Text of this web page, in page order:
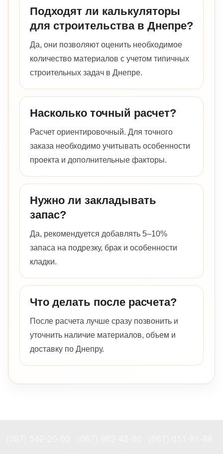
Подходят ли калькуляторы
для строительства в Днепре?
Да, они позволяют оценить необходимое
количество материалов с учетом типичных
строительных задач в Днепре.
Насколько точный расчет?
Расчет ориентировочный. Для точного
заказа необходимо учитывать особенности
проекта и дополнительные факторы.
Нужно ли закладывать
запас?
Да, рекомендуется добавлять 5–10%
запаса на подрезку, брак и особенности
кладки.
Что делать после расчета?
После расчета лучше сразу позвонить и
уточнить наличие материалов, объем и
доставку по Днепру.